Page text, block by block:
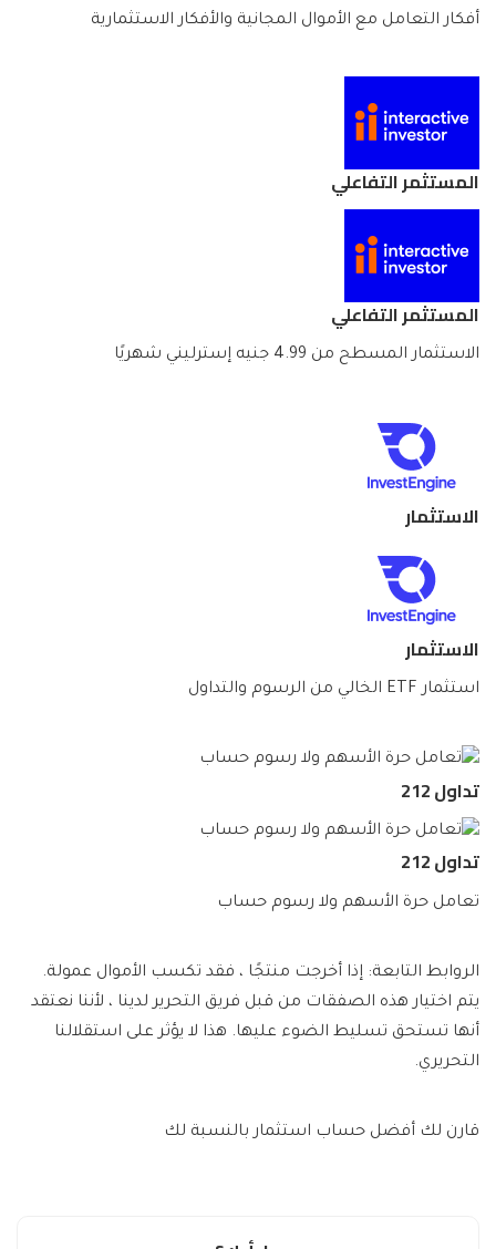
أفكار التعامل مع الأموال المجانية والأفكار الاستثمارية
المستثمر التفاعلي
المستثمر التفاعلي
الاستثمار المسطح من 4.99 جنيه إسترليني شهريًا
الاستثمار
الاستثمار
استثمار ETF الخالي من الرسوم والتداول
تداول 212
تداول 212
تعامل حرة الأسهم ولا رسوم حساب
الروابط التابعة: إذا أخرجت منتجًا ، فقد تكسب الأموال عمولة.
يتم اختيار هذه الصفقات من قبل فريق التحرير لدينا ، لأننا نعتقد
أنها تستحق تسليط الضوء عليها. هذا لا يؤثر على استقلالنا
التحريري.
قارن لك أفضل حساب استثمار بالنسبة لك